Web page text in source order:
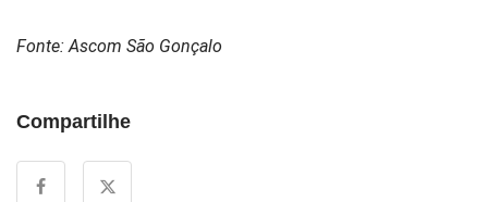
Fonte: Ascom São Gonçalo
Compartilhe